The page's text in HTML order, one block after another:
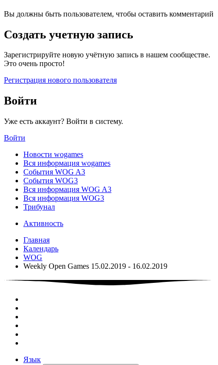
Вы должны быть пользователем, чтобы оставить комментарий
Создать учетную запись
Зарегистрируйте новую учётную запись в нашем сообществе.
Это очень просто!
Регистрация нового пользователя
Войти
Уже есть аккаунт? Войти в систему.
Войти
Новости wogames
Вся информация wogames
События WOG A3
События WOG3
Вся информация WOG A3
Вся информация WOG3
Трибунал
Активность
Главная
Календарь
WOG
Weekly Open Games 15.02.2019 - 16.02.2019
Язык